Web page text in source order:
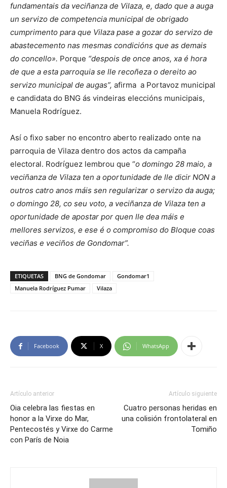
fundamentais da veciñanza de Vilaza, e, dado que a auga
un servizo de competencia municipal de obrigado
cumprimento para que Vilaza pase a gozar do servizo de
abastecemento nas mesmas condicións que as demais
do concello». Porque “despois de once anos, xa é hora
de que a esta parroquia se lle recoñeza o dereito ao
servizo municipal de augas”, afirma a Portavoz municipal
e candidata do BNG ás vindeiras eleccións municipais,
Manuela Rodríguez.
Así o fixo saber no encontro aberto realizado onte na
parroquia de Vilaza dentro dos actos da campaña
electoral. Rodríguez lembrou que “o domingo 28 maio, a
veciñanza de Vilaza ten a oportunidade de lle dicir NON a
outros catro anos máis sen regularizar o servizo da auga;
o domingo 28, co seu voto, a veciñanza de Vilaza ten a
oportunidade de apostar por quen lle dea máis e
mellores servizos, e ese é o compromiso do Bloque coas
veciñas e veciños de Gondomar”.
ETIQUETAS BNG de Gondomar
Gondomar1
Manuela Rodríguez Pumar
Vilaza
Facebook X WhatsApp
Artículo anterior
Oia celebra las fiestas en
honor a la Virxe do Mar,
Pentecostés y Virxe do Carme
con París de Noia
Artículo siguiente
Cuatro personas heridas en
una colisión frontolateral en
Tomiño